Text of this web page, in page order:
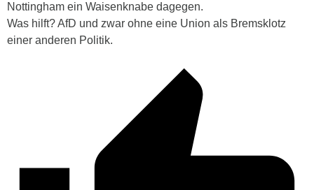
Nottingham ein Waisenknabe dagegen.
Was hilft? AfD und zwar ohne eine Union als Bremsklotz
einer anderen Politik.